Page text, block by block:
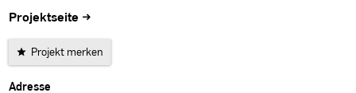
Projektseite →
Projekt merken
Projektdaten
Adresse